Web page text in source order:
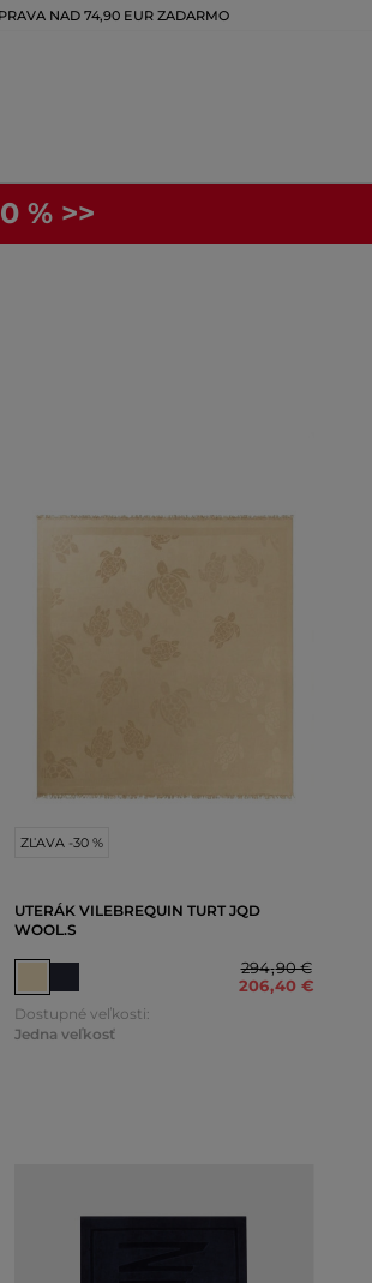
NAD 74,90 EUR ZADARMO
% >>
ZĽAVA -30 %
UTERÁK VILEBREQUIN TURT JQD
WOOL.S
294,90 €
206,40 €
Dostupné veľkosti:
Jedna veľkosť